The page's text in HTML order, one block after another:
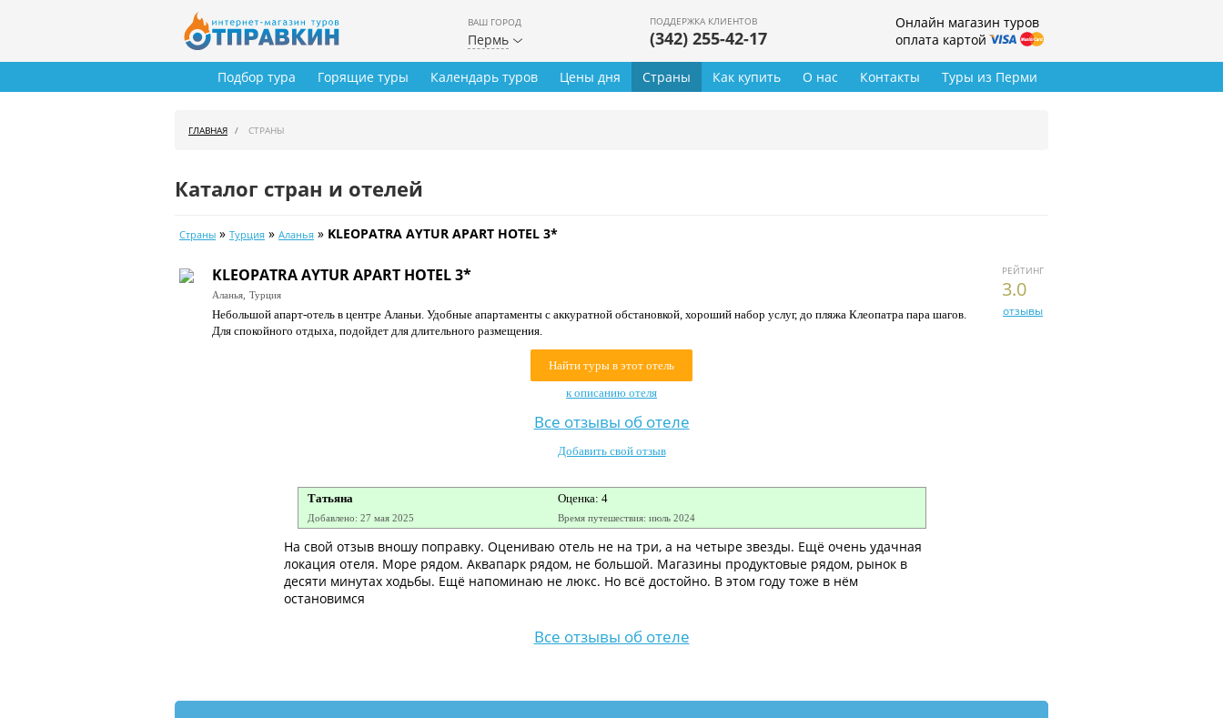
ВАШ ГОРОД
Пермь
ПОДДЕРЖКА КЛИЕНТОВ
(342) 255-42-17
Онлайн магазин туров
оплата картой
Туры из Перми
Подбор тура Горящие туры Календарь туров Цены дня Страны Как купить О нас Контакты
ГЛАВНАЯ СТРАНЫ
Каталог стран и отелей
Страны » Турция » Аланья » KLEOPATRA AYTUR APART HOTEL 3*
РЕЙТИНГ
3.0
отзывы
KLEOPATRA AYTUR APART HOTEL 3*
Аланья, Турция
Небольшой апарт-отель в центре Аланьи. Удобные апартаменты с аккуратной обстановкой, хороший набор услуг, до пляжа Клеопатра пара шагов.
Для спокойного отдыха, подойдет для длительного размещения.
Найти туры в этот отель
к описанию отеля
Все отзывы об отеле
Добавить свой отзыв
Татьяна Оценка: 4
Добавлено: 27 мая 2025 Время путешествия: июль 2024
На свой отзыв вношу поправку. Оцениваю отель не на три, а на четыре звезды. Ещё очень удачная
локация отеля. Море рядом. Аквапарк рядом, не большой. Магазины продуктовые рядом, рынок в
десяти минутах ходьбы. Ещё напоминаю не люкс. Но всё достойно. В этом году тоже в нём
остановимся
Все отзывы об отеле